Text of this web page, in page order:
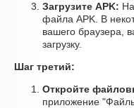
Загрузите APK:
файла APK. В
вашего браузера,
загрузку.
Шаг третий:
Откройте
приложение